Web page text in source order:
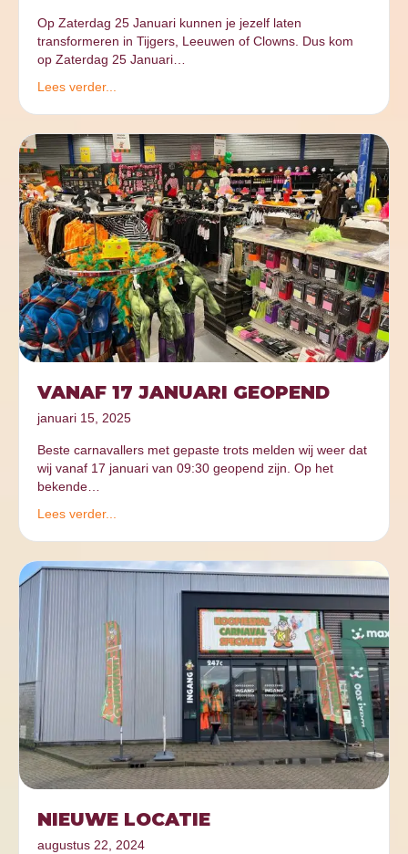
Op Zaterdag 25 Januari kunnen je jezelf laten
transformeren in Tijgers, Leeuwen of Clowns. Dus kom
op Zaterdag 25 Januari…
Lees verder...
VANAF 17 JANUARI GEOPEND
januari 15, 2025
Beste carnavallers met gepaste trots melden wij weer dat
wij vanaf 17 januari van 09:30 geopend zijn. Op het
bekende…
Lees verder...
NIEUWE LOCATIE
augustus 22, 2024